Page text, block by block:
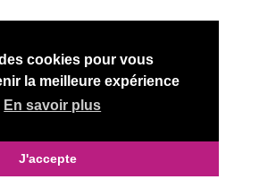
cookies pour vous
la meilleure expérience
En savoir plus
J'accepte
RussianKisses